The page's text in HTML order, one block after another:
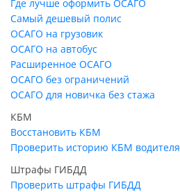
Где лучше оформить ОСАГО
Самый дешевый полис
ОСАГО на грузовик
ОСАГО на автобус
Расширенное ОСАГО
ОСАГО без ограничений
ОСАГО для новичка без стажа
КБМ
Восстановить КБМ
Проверить историю КБМ водителя
Штрафы ГИБДД
Проверить штрафы ГИБДД